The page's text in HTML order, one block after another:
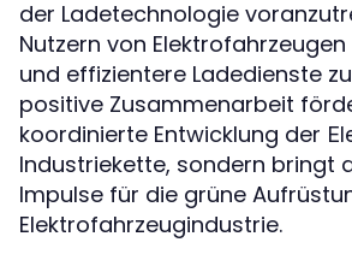
der Ladetechnologie
Nutzern von
und effizientere Ladedienste
positive Zusammenarbeit
koordinierte Entwicklung der
Industriekette, sondern bringt
Impulse für die grüne
Elektrofahrzeugindustrie.